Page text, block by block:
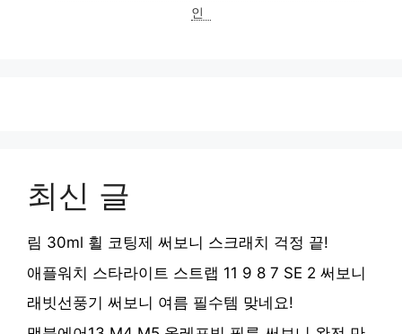
인
최신 글
림 30ml 휠 코팅제 써보니 스크래치 걱정 끝!
애플워치 스타라이트 스트랩 11 9 8 7 SE 2 써보니
래빗선풍기 써보니 여름 필수템 맞네요!